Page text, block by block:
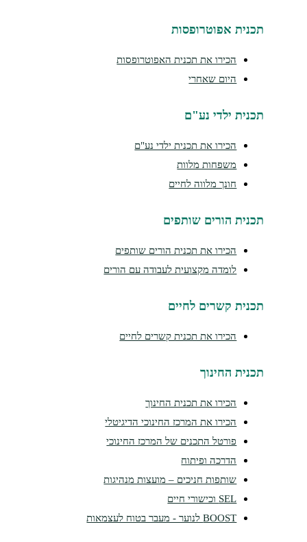
אפוטרופסות
הכירו את תכנית האפוטרופסות
היום שאחרי
ילדי נע"ם
הכירו את תכנית ילדי נע"ם
משפחות מלוות
חונך מלווה לחיים
הורים שותפים
הכירו את תכנית הורים שותפים
לומדה מקצועית לעבודה עם הורים
קשרים לחיים
הכירו את תכנית קשרים לחיים
החינוך
הכירו את תכנית החינוך
הכירו את המרכז החינוכי הדיגיטלי
פורטל התכנים של המרכז החינוכי
הדרכה ופיתוח
שותפות חניכים – מועצות מנהיגות